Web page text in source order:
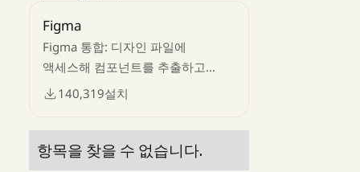
Figma
Figma 통합: 디자인 파일에
액세스해 컴포넌트를 추출하고
토큰을 가져와, 디자인을 코드로
사이의 간극을 해소하세요.
140,319설치
항목을 찾을 수 없습니다.